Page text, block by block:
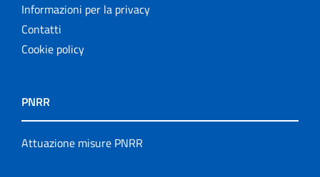
Informazioni per la privacy
Contatti
Cookie policy
PNRR
Attuazione misure PNRR